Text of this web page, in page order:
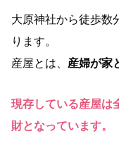
大原神社から徒歩数
ります。
産屋とは、 産婦が家
現存している産屋は
財となっています。